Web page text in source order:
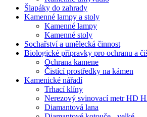
Šlapáky do zahrady
Kamenné lampy a stoly
Kamenné lampy
Kamenné stoly
Sochařství a umělecká činnost
Biologické přípravky pro ochranu a
Ochrana kamene
Čistící prostředky na kámen
Kamenické nářadí
Trhací klíny
Nerezový svinovací metr HD
Diamantová lana